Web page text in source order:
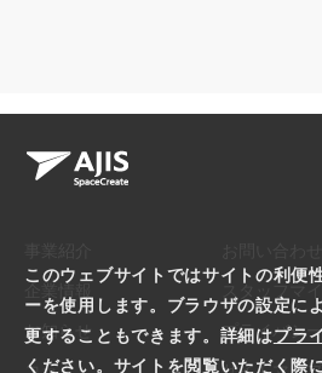
お知らせ プライバシ
このウェブサイトではサイトの利便
ーを使用します。ブラウザの設定に
更することもできます。詳細はプラ
ください。サイトを閲覧いただく際